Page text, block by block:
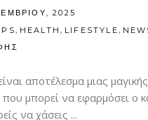
2025
, HEALTH, LIFESTYLE,
αποτέλεσμα μιας
μπορεί να εφαρμόσει ο
να χάσεις